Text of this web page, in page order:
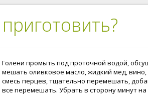
Голени промыть под проточной водой,
мешать оливковое масло, жидкий мед, вино,
смесь перцев, тщательно перемешать,
все перемешать. Убрать в сторону минут на